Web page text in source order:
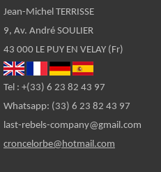
Jean-Michel TERRISSE
9, Av. André SOULIER
43 000 LE PUY EN VELAY (Fr)
Tel : +(33) 6 23 82 43 97
Whatsapp: (33) 6 23 82 43 97
last-rebels-company@gmail.com
croncelorbe@hotmail.com